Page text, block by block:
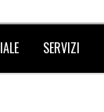
SERVIZI